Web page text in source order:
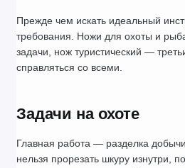
Прежде чем искать идеальный
требования. Ножи для охоты и
задачи, нож туристический —
справляться со всеми.
Задачи на охоте
Главная работа — разделка
нельзя прорезать шкуру изнутри,